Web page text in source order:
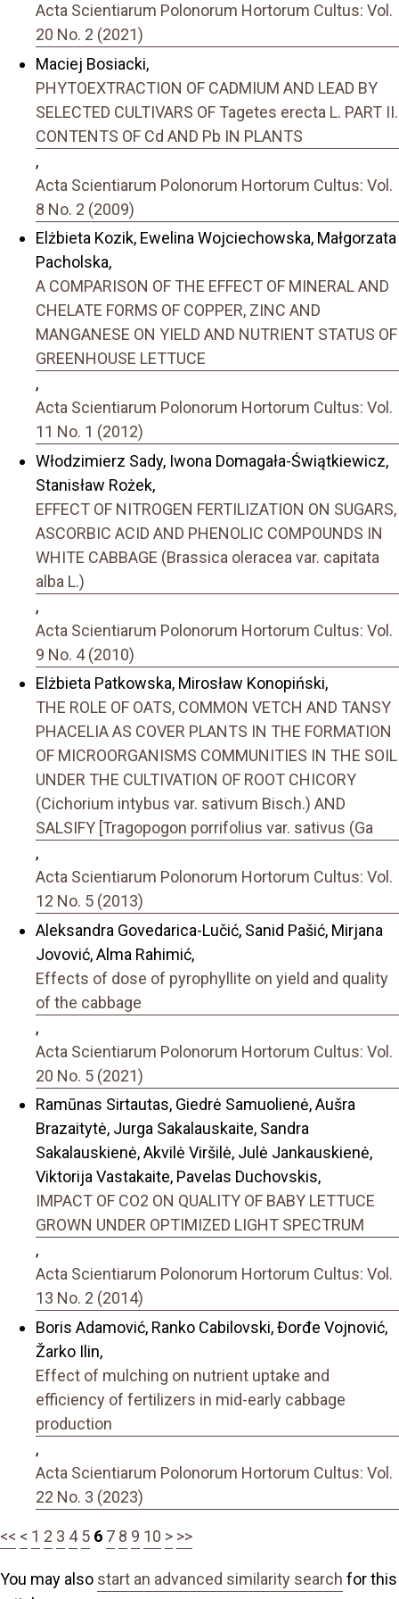
Acta Scientiarum Polonorum Hortorum Cultus: Vol.
20 No. 2 (2021)
Maciej Bosiacki,
PHYTOEXTRACTION OF CADMIUM AND LEAD BY
SELECTED CULTIVARS OF Tagetes erecta L. PART II.
CONTENTS OF Cd AND Pb IN PLANTS
,
Acta Scientiarum Polonorum Hortorum Cultus: Vol.
8 No. 2 (2009)
Elżbieta Kozik, Ewelina Wojciechowska, Małgorzata
Pacholska,
A COMPARISON OF THE EFFECT OF MINERAL AND
CHELATE FORMS OF COPPER, ZINC AND
MANGANESE ON YIELD AND NUTRIENT STATUS OF
GREENHOUSE LETTUCE
,
Acta Scientiarum Polonorum Hortorum Cultus: Vol.
11 No. 1 (2012)
Włodzimierz Sady, Iwona Domagała-Świątkiewicz,
Stanisław Rożek,
EFFECT OF NITROGEN FERTILIZATION ON SUGARS,
ASCORBIC ACID AND PHENOLIC COMPOUNDS IN
WHITE CABBAGE (Brassica oleracea var. capitata
alba L.)
,
Acta Scientiarum Polonorum Hortorum Cultus: Vol.
9 No. 4 (2010)
Elżbieta Patkowska, Mirosław Konopiński,
THE ROLE OF OATS, COMMON VETCH AND TANSY
PHACELIA AS COVER PLANTS IN THE FORMATION
OF MICROORGANISMS COMMUNITIES IN THE SOIL
UNDER THE CULTIVATION OF ROOT CHICORY
(Cichorium intybus var. sativum Bisch.) AND
SALSIFY [Tragopogon porrifolius var. sativus (Ga
,
Acta Scientiarum Polonorum Hortorum Cultus: Vol.
12 No. 5 (2013)
Aleksandra Govedarica-Lučić, Sanid Pašić, Mirjana
Jovović, Alma Rahimić,
Effects of dose of pyrophyllite on yield and quality
of the cabbage
,
Acta Scientiarum Polonorum Hortorum Cultus: Vol.
20 No. 5 (2021)
Ramūnas Sirtautas, Giedrė Samuolienė, Aušra
Brazaitytė, Jurga Sakalauskaite, Sandra
Sakalauskienė, Akvilė Viršilė, Julė Jankauskienė,
Viktorija Vastakaite, Pavelas Duchovskis,
IMPACT OF CO2 ON QUALITY OF BABY LETTUCE
GROWN UNDER OPTIMIZED LIGHT SPECTRUM
,
Acta Scientiarum Polonorum Hortorum Cultus: Vol.
13 No. 2 (2014)
Boris Adamović, Ranko Cabilovski, Đorđe Vojnović,
Žarko Ilin,
Effect of mulching on nutrient uptake and
efficiency of fertilizers in mid-early cabbage
production
,
Acta Scientiarum Polonorum Hortorum Cultus: Vol.
22 No. 3 (2023)
<< < 1 2 3 4 5 6 7 8 9 10 > >>
You may also start an advanced similarity search for this